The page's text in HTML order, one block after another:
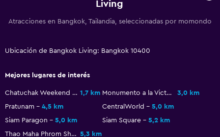
Terraza
Lavandería
Servicios de lavandería/tintorería
Tendedero
Living
Atracciones en Bangkok, Tailandia, seleccionadas por momondo
Ubicación de Bangkok Living: Bangkok 10400
Mejores lugares de interés
Chatuchak Weekend Market 1,7 km Monumento a la Victoria
3,0 km
Pratunam
4,5 km CentralWorld
5,0 km
Siam Paragon
5,0 km Siam Square
5,2 km
Thao Maha Phrom Shrine 5,3 km